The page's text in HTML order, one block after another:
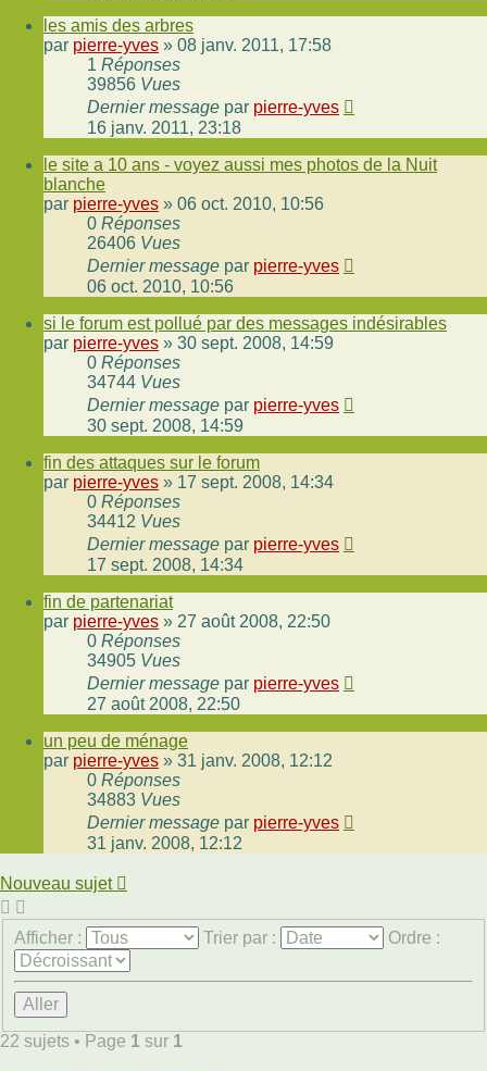
les amis des arbres
par pierre-yves » 08 janv. 2011, 17:58
1 Réponses
39856 Vues
Dernier message par pierre-yves
16 janv. 2011, 23:18
le site a 10 ans - voyez aussi mes photos de la Nuit
blanche
par pierre-yves » 06 oct. 2010, 10:56
0 Réponses
26406 Vues
Dernier message par pierre-yves
06 oct. 2010, 10:56
si le forum est pollué par des messages indésirables
par pierre-yves » 30 sept. 2008, 14:59
0 Réponses
34744 Vues
Dernier message par pierre-yves
30 sept. 2008, 14:59
fin des attaques sur le forum
par pierre-yves » 17 sept. 2008, 14:34
0 Réponses
34412 Vues
Dernier message par pierre-yves
17 sept. 2008, 14:34
fin de partenariat
par pierre-yves » 27 août 2008, 22:50
0 Réponses
34905 Vues
Dernier message par pierre-yves
27 août 2008, 22:50
un peu de ménage
par pierre-yves » 31 janv. 2008, 12:12
0 Réponses
34883 Vues
Dernier message par pierre-yves
31 janv. 2008, 12:12
Nouveau sujet
Afficher : Trier par : Ordre :
22 sujets • Page 1 sur 1